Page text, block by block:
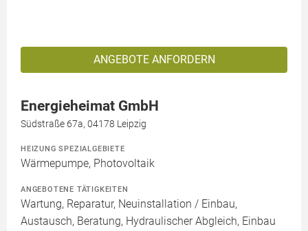
ANGEBOTE ANFORDERN
Energieheimat GmbH
Südstraße 67a, 04178 Leipzig
HEIZUNG SPEZIALGEBIETE
Wärmepumpe, Photovoltaik
ANGEBOTENE TÄTIGKEITEN
Wartung, Reparatur, Neuinstallation / Einbau,
Austausch, Beratung, Hydraulischer Abgleich, Einbau